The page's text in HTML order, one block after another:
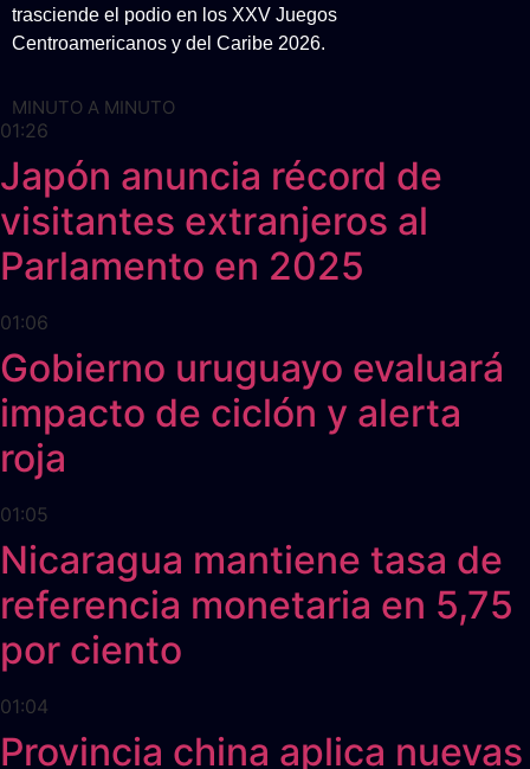
trasciende el podio en los XXV Juegos
Centroamericanos y del Caribe 2026.
MINUTO A MINUTO
01:26
Japón anuncia récord de
visitantes extranjeros al
Parlamento en 2025
01:06
Gobierno uruguayo evaluará
impacto de ciclón y alerta
roja
01:05
Nicaragua mantiene tasa de
referencia monetaria en 5,75
por ciento
01:04
Provincia china aplica nuevas